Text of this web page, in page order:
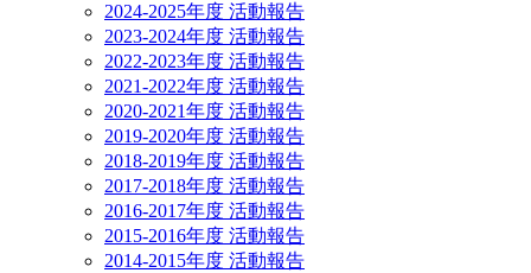
2024-2025年度 活動報告
2023-2024年度 活動報告
2022-2023年度 活動報告
2021-2022年度 活動報告
2020-2021年度 活動報告
2019-2020年度 活動報告
2018-2019年度 活動報告
2017-2018年度 活動報告
2016-2017年度 活動報告
2015-2016年度 活動報告
2014-2015年度 活動報告